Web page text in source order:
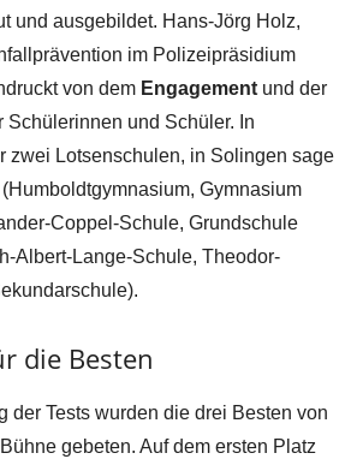
und ausgebildet. Hans-Jörg Holz,
im Polizeipräsidium
von dem Engagementund der
und Schüler. In
zwei Lotsenschulen, in Solingen sage
Gymnasium
Coppel-Schule, Grundschule
Albert-Lange-Schule, Theodor-
die Besten
der Tests wurden die drei Besten von
gebeten. Auf dem ersten Platz